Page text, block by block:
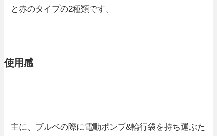
と赤のタイプの2種類です。
使用感
主に、ブルベの際に電動ポンプ&輪行袋を持ち運ぶた